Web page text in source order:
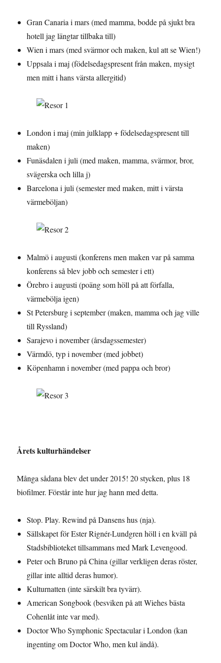
Gran Canaria i mars (med mamma, bodde på sjukt bra
hotell jag längtar tillbaka till)
Wien i mars (med svärmor och maken, kul att se Wien!)
Uppsala i maj (födelsedagspresent från maken, mysigt
men mitt i hans värsta allergitid)
London i maj (min julklapp + födelsedagspresent till
maken)
Funäsdalen i juli (med maken, mamma, svärmor, bror,
svägerska och lilla j)
Barcelona i juli (semester med maken, mitt i värsta
värmeböljan)
Malmö i augusti (konferens men maken var på samma
konferens så blev jobb och semester i ett)
Örebro i augusti (poäng som höll på att förfalla,
värmebölja igen)
St Petersburg i september (maken, mamma och jag ville
till Ryssland)
Sarajevo i november (årsdagssemester)
Värmdö, typ i november (med jobbet)
Köpenhamn i november (med pappa och bror)
Årets kulturhändelser
Många sådana blev det under 2015! 20 stycken, plus 18
biofilmer. Förstår inte hur jag hann med detta.
Stop. Play. Rewind på Dansens hus (nja).
Sällskapet för Ester Rignér-Lundgren höll i en kväll på
Stadsbiblioteket tillsammans med Mark Levengood.
Peter och Bruno på China (gillar verkligen deras röster,
gillar inte alltid deras humor).
Kulturnatten (inte särskilt bra tyvärr).
American Songbook (besviken på att Wiehes bästa
Cohenlåt inte var med).
Doctor Who Symphonic Spectacular i London (kan
ingenting om Doctor Who, men kul ändå).